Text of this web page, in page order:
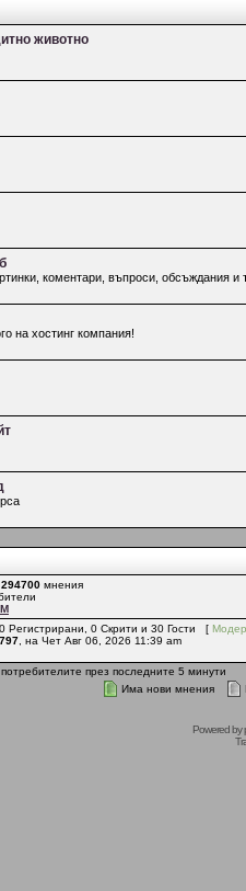
животно
коментари, въпроси, обсъждания и
на хостинг компания!
294700 мнения
Регистрирани, 0 Скрити и 30 Гости [
, на Чет Авг 06, 2026 11:39 am
през последните 5 минути
Има нови мнения
Powered by